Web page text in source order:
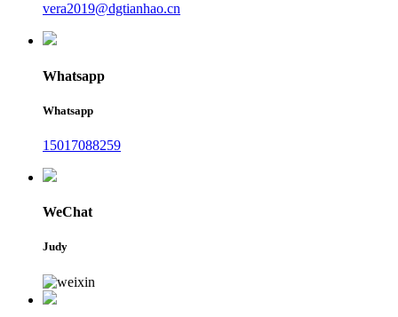
vera2019@dgtianhao.cn
Whatsapp
Whatsapp
15017088259
WeChat
Judy